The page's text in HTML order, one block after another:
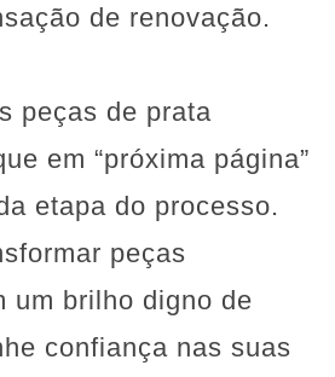
de renovação.
peças de prata
em “próxima página”
etapa do processo.
peças
um brilho digno de
confiança nas suas